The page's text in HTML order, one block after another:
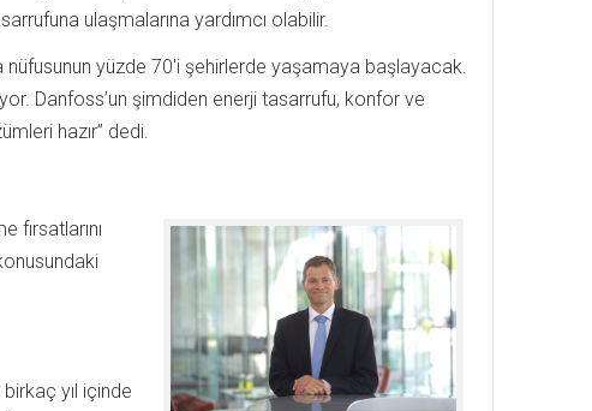
ulaşmalarına yardımcı olabilir.
nüfusunun yüzde 70'i şehirlerde yaşamaya başlayacak.
Danfoss’un şimdiden enerji tasarrufu, konfor ve
hazır” dedi.
fırsatlarını
birkaç yıl içinde